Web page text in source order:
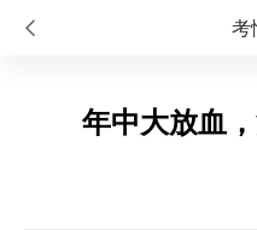
考
年中大放血